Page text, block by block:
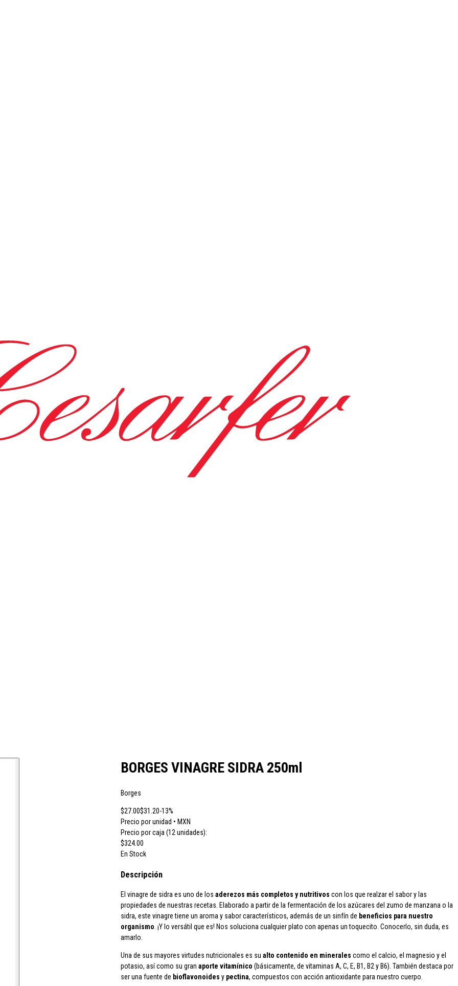
Pommery Prado Vega
Trabanco Villa Massa Vivaldi
BORGES VINAGRE SIDRA 250ml
Borges
$27.00$31.20-13%
Precio por unidad • MXN
Precio por caja (12 unidades):
$324.00
En Stock
Descripción
El vinagre de sidra es uno de los aderezos más completos y nutritivos con los que realzar el sabor y las
propiedades de nuestras recetas. Elaborado a partir de la fermentación de los azúcares del zumo de manzana o la
sidra, este vinagre tiene un aroma y sabor característicos, además de un sinfín de beneficios para nuestro
organismo . ¡Y lo versátil que es! Nos soluciona cualquier plato con apenas un toquecito. Conocerlo, sin duda, es
amarlo.
Una de sus mayores virtudes nutricionales es su alto contenido en minerales como el calcio, el magnesio y el
potasio, así como su gran aporte vitamínico (básicamente, de vitaminas A, C, E, B1, B2 y B6). También destaca por
ser una fuente de bioflavonoides y pectina, compuestos con acción antioxidante para nuestro cuerpo.